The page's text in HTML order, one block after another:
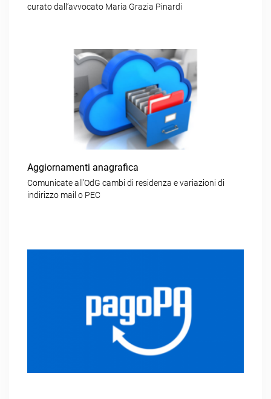
curato dall’avvocato Maria Grazia Pinardi
Aggiornamenti anagrafica
Comunicate all’OdG cambi di residenza e variazioni di
indirizzo mail o PEC